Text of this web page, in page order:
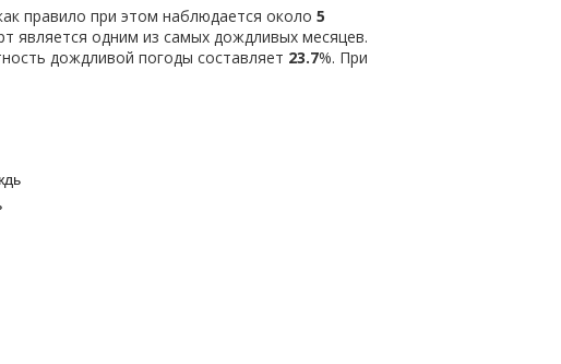
правило при этом наблюдается около 5
является одним из самых дождливых месяцев.
дождливой погоды составляет 23.7%. При